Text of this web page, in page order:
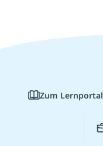
Zum Lernportal